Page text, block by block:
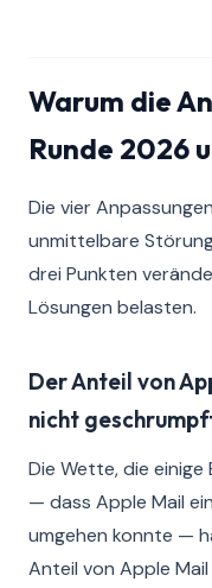
Warum die
Runde 2026
Die vier
unmittelbare
drei Punkten
Lösungen belasten.
Der Anteil von
nicht
Die Wette, die einige
— dass Apple Mail
umgehen konnte —
Anteil von Apple